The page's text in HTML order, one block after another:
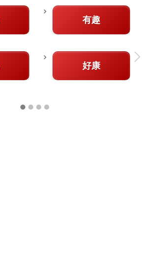
有趣
好康